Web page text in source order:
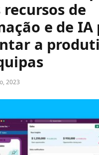
recursos de
e de IA
a
2023